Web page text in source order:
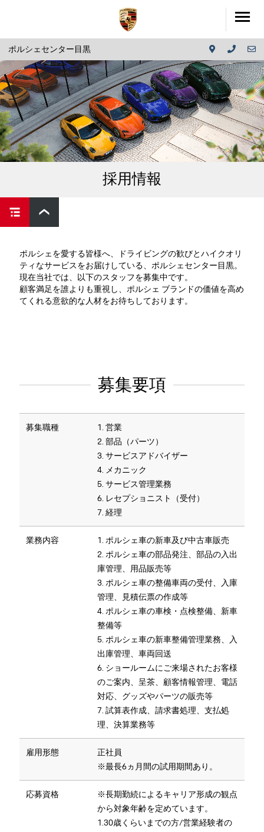
ポルシェセンター目黒
採用情報
ポルシェを愛する皆様へ、ドライビングの歓びとハイクオリ
ティなサービスをお届けしている、ポルシェセンター目黒。
現在当社では、以下のスタッフを募集中です。
顧客満足を誰よりも重視し、ポルシェ ブランドの価値を高め
てくれる意欲的な人材をお待ちしております。
募集要項
募集職種
1. 営業
2. 部品（パーツ）
3. サービスアドバイザー
4. メカニック
5. サービス管理業務
6. レセプショニスト（受付）
7. 経理
業務内容
1. ポルシェ車の新車及び中古車販売
2. ポルシェ車の部品発注、部品の入出
庫管理、用品販売等
3. ポルシェ車の整備車両の受付、入庫
管理、見積伝票の作成等
4. ポルシェ車の車検・点検整備、新車
整備等
5. ポルシェ車の新車整備管理業務、入
出庫管理、車両回送
6. ショールームにご来場されたお客様
のご案内、呈茶、顧客情報管理、電話
対応、グッズやパーツの販売等
7. 試算表作成、請求書処理、支払処
理、決算業務等
雇用形態
正社員
※最長6ヵ月間の試用期間あり。
応募資格
※長期勤続によるキャリア形成の観点
から対象年齢を定めています。
1.30歳くらいまでの方/営業経験者の